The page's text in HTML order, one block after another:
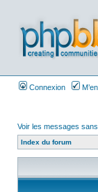
Connexion
Voir les messages
Index du forum